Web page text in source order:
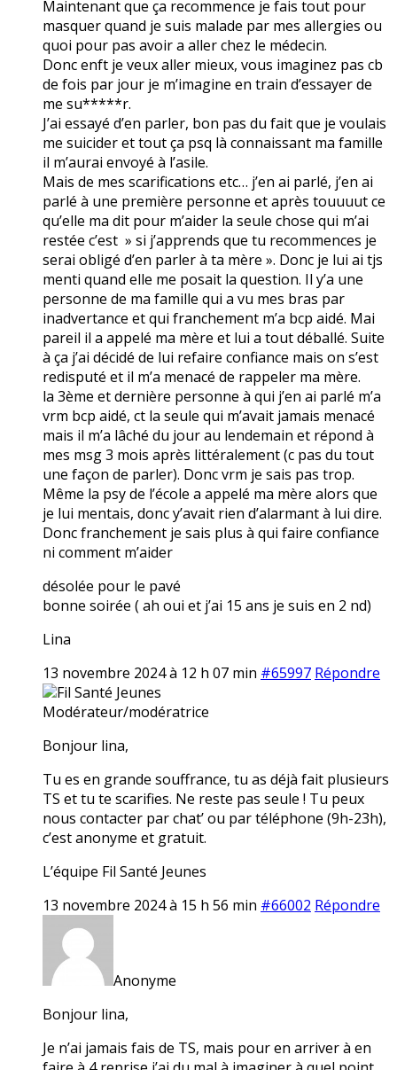
Maintenant que ça recommence je fais tout pour
masquer quand je suis malade par mes allergies ou
quoi pour pas avoir a aller chez le médecin.
Donc enft je veux aller mieux, vous imaginez pas cb
de fois par jour je m’imagine en train d’essayer de
me su*****r.
J’ai essayé d’en parler, bon pas du fait que je voulais
me suicider et tout ça psq là connaissant ma famille
il m’aurai envoyé à l’asile.
Mais de mes scarifications etc… j’en ai parlé, j’en ai
parlé à une première personne et après touuuut ce
qu’elle ma dit pour m’aider la seule chose qui m’ai
restée c’est » si j’apprends que tu recommences je
serai obligé d’en parler à ta mère ». Donc je lui ai tjs
menti quand elle me posait la question. Il y’a une
personne de ma famille qui a vu mes bras par
inadvertance et qui franchement m’a bcp aidé. Mai
pareil il a appelé ma mère et lui a tout déballé. Suite
à ça j’ai décidé de lui refaire confiance mais on s’est
redisputé et il m’a menacé de rappeler ma mère.
la 3ème et dernière personne à qui j’en ai parlé m’a
vrm bcp aidé, ct la seule qui m’avait jamais menacé
mais il m’a lâché du jour au lendemain et répond à
mes msg 3 mois après littéralement (c pas du tout
une façon de parler). Donc vrm je sais pas trop.
Même la psy de l’école a appelé ma mère alors que
je lui mentais, donc y’avait rien d’alarmant à lui dire.
Donc franchement je sais plus à qui faire confiance
ni comment m’aider
désolée pour le pavé
bonne soirée ( ah oui et j’ai 15 ans je suis en 2 nd)
Lina
13 novembre 2024 à 12 h 07 min #65997 Répondre
Fil Santé Jeunes
Modérateur/modératrice
Bonjour lina,
Tu es en grande souffrance, tu as déjà fait plusieurs
TS et tu te scarifies. Ne reste pas seule ! Tu peux
nous contacter par chat’ ou par téléphone (9h-23h),
c’est anonyme et gratuit.
L’équipe Fil Santé Jeunes
13 novembre 2024 à 15 h 56 min #66002 Répondre
Anonyme
Bonjour lina,
Je n’ai jamais fais de TS, mais pour en arriver à en